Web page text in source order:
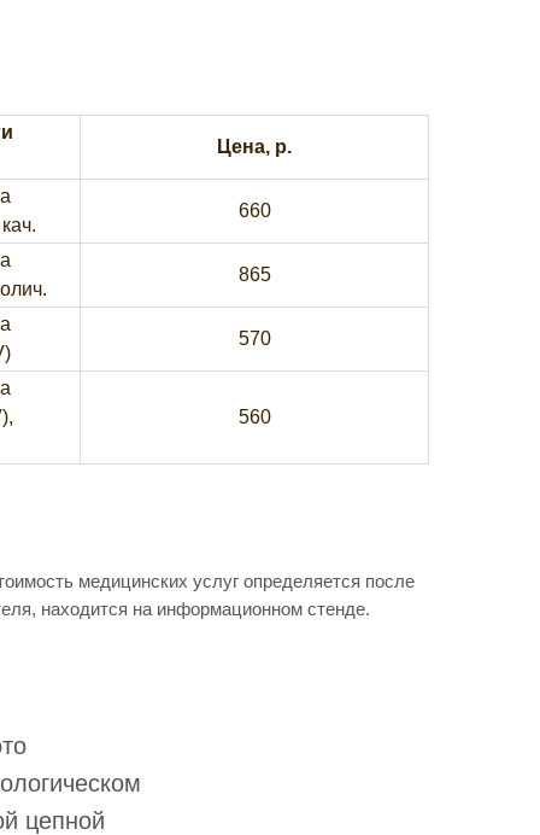
Цена, р.
660
865
570
560
медицинских услуг определяется после
находится на информационном стенде.
цепной